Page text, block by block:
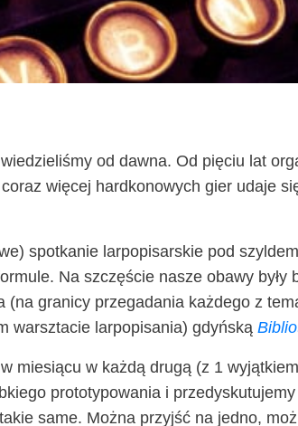
od daw­na. Od pię­ciu lat
wię­cej hard­ko­no­wych gier uda­je
spo­tka­nie lar­po­pi­sar­skie pod
Na szczę­ście nasze oba­wy były
(na gra­ni­cy prze­ga­da­nia każ­de­go z
warsz­ta­cie lar­po­pi­sa­nia) gdyń­ską
mie­sią­cu w każ­dą dru­gą (z 1
pro­to­ty­po­wa­nia i
same. Moż­na przyjść na jed­no,